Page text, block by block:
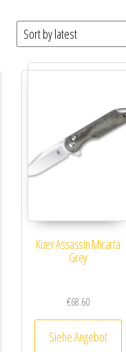
Kizer Assassin Micarta
Grey
€68.60
Siehe Angebot